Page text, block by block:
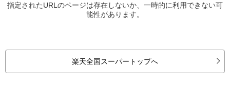
指定されたURLのページは存在しないか、一時的に利用できない可
能性があります。
楽天全国スーパートップへ